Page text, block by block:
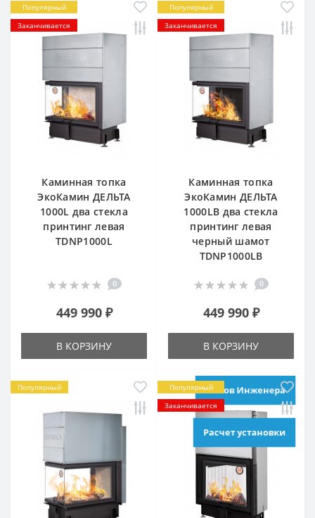
Популярный
Заканчивается
Каминная топка
ЭкоКамин ДЕЛЬТА
1000L два стекла
принтинг левая
TDNP1000L
0
449 990 ₽
В КОРЗИНУ
Популярный
Заканчивается
Каминная топка
ЭкоКамин ДЕЛЬТА
1000LB два стекла
принтинг левая
черный шамот
TDNP1000LB
0
449 990 ₽
В КОРЗИНУ
Популярный
Популярный
Заканчивается
Расчет установки
Вызов Инженера